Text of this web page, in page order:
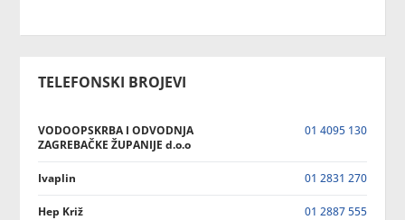
TELEFONSKI BROJEVI
VODOOPSKRBA I ODVODNJA
ZAGREBAČKE ŽUPANIJE d.o.o
01 4095 130
Ivaplin 01 2831 270
Hep Križ 01 2887 555